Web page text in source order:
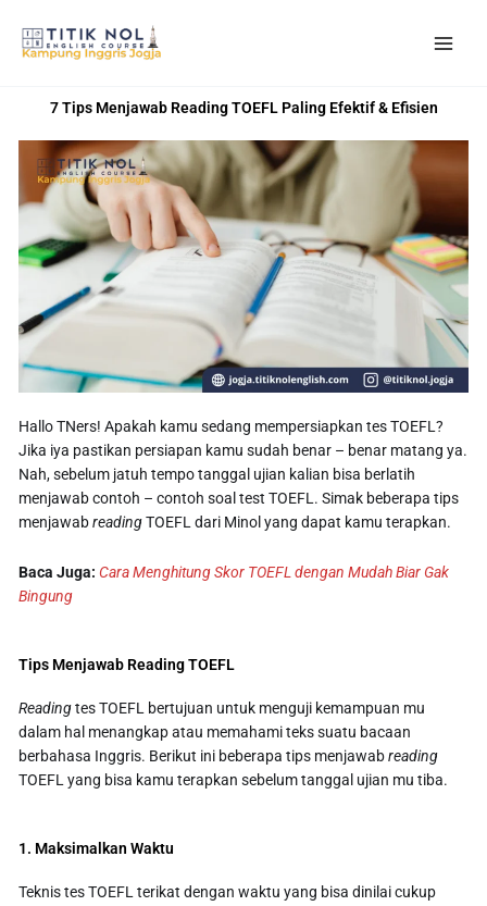
content
7 Tips Menjawab Reading TOEFL Paling Efektif & Efisien
Hallo TNers! Apakah kamu sedang mempersiapkan tes TOEFL?
Jika iya pastikan persiapan kamu sudah benar – benar matang ya.
Nah, sebelum jatuh tempo tanggal ujian kalian bisa berlatih
menjawab contoh – contoh soal test TOEFL. Simak beberapa tips
menjawabreadingTOEFL dari Minol yang dapat kamu terapkan.
Baca Juga:Cara Menghitung Skor TOEFL dengan Mudah Biar Gak
Bingung
Tips Menjawab Reading TOEFL
Readingtes TOEFL bertujuan untuk menguji kemampuan mu
dalam hal menangkap atau memahami teks suatu bacaan
berbahasa Inggris. Berikut ini beberapa tips menjawabreading
TOEFL yang bisa kamu terapkan sebelum tanggal ujian mu tiba.
1. Maksimalkan Waktu
Teknis tes TOEFL terikat dengan waktu yang bisa dinilai cukup